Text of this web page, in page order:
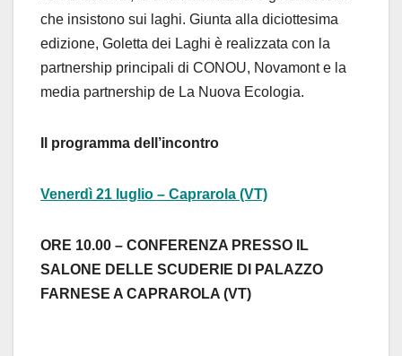
che insistono sui laghi. Giunta alla diciottesima
edizione, Goletta dei Laghi è realizzata con la
partnership principali di CONOU, Novamont e la
media partnership de La Nuova Ecologia.
Il programma dell’incontro
Venerdì 21 luglio – Caprarola (VT)
ORE 10.00 – CONFERENZA PRESSO IL
SALONE DELLE SCUDERIE DI PALAZZO
FARNESE A CAPRAROLA (VT)